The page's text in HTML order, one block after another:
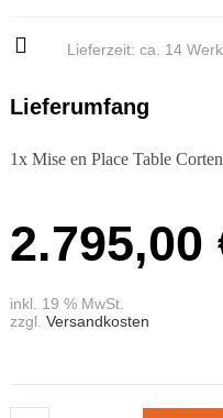
Lieferzeit: ca. 14
Lieferumfang
1x Mise en Place Table
2.795,00
inkl. 19 % MwSt.
zzgl. Versandkosten